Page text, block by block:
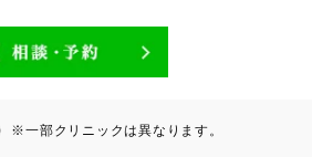
※一部クリニックは異なります。